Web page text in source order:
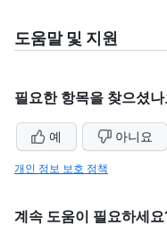
도움말 및 지원
필요한 항목을 찾으셨
예 아니요
개인 정보 보호 정책
계속 도움이 필요하세요